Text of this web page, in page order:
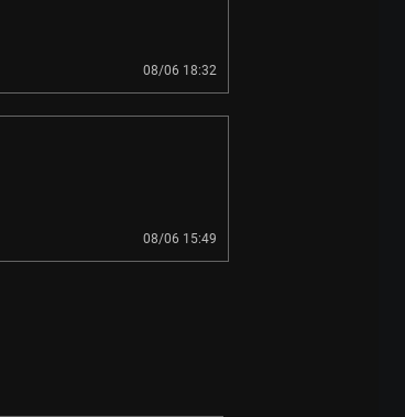
08/06 18:32
08/06 15:49